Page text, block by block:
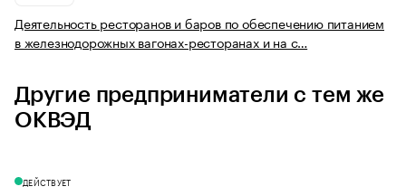
Деятельность ресторанов и баров по обеспечению питанием
в железнодорожных вагонах-ресторанах и на с…
Другие предприниматели с тем же
ОКВЭД
ДЕЙСТВУЕТ